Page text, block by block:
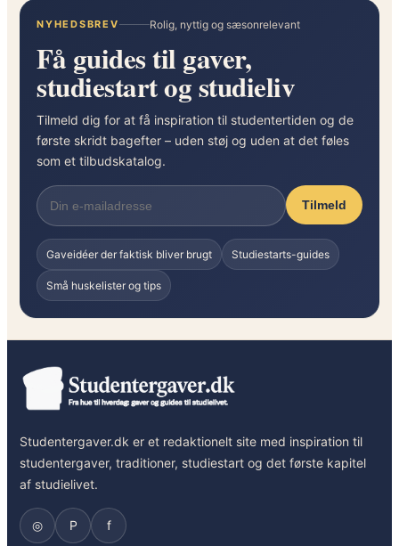
NYHEDSBREV Rolig, nyttig og sæsonrelevant
Få guides til gaver,
studiestart og studieliv
Tilmeld dig for at få inspiration til studentertiden og de
første skridt bagefter – uden støj og uden at det føles
som et tilbudskatalog.
Tilmeld
Gaveidéer der faktisk bliver brugt Studiestarts-guides
Små huskelister og tips
Studentergaver.dk er et redaktionelt site med inspiration til
studentergaver, traditioner, studiestart og det første kapitel
af studielivet.
◎ P f